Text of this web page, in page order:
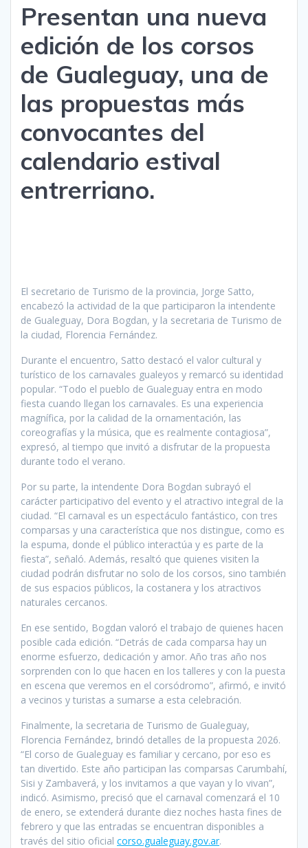
Presentan una nueva
edición de los corsos
de Gualeguay, una de
las propuestas más
convocantes del
calendario estival
entrerriano.
El secretario de Turismo de la provincia, Jorge Satto,
encabezó la actividad de la que participaron la intendente
de Gualeguay, Dora Bogdan, y la secretaria de Turismo de
la ciudad, Florencia Fernández.
Durante el encuentro, Satto destacó el valor cultural y
turístico de los carnavales gualeyos y remarcó su identidad
popular. “Todo el pueblo de Gualeguay entra en modo
fiesta cuando llegan los carnavales. Es una experiencia
magnífica, por la calidad de la ornamentación, las
coreografías y la música, que es realmente contagiosa”,
expresó, al tiempo que invitó a disfrutar de la propuesta
durante todo el verano.
Por su parte, la intendente Dora Bogdan subrayó el
carácter participativo del evento y el atractivo integral de la
ciudad. “El carnaval es un espectáculo fantástico, con tres
comparsas y una característica que nos distingue, como es
la espuma, donde el público interactúa y es parte de la
fiesta”, señaló. Además, resaltó que quienes visiten la
ciudad podrán disfrutar no solo de los corsos, sino también
de sus espacios públicos, la costanera y los atractivos
naturales cercanos.
En ese sentido, Bogdan valoró el trabajo de quienes hacen
posible cada edición. “Detrás de cada comparsa hay un
enorme esfuerzo, dedicación y amor. Año tras año nos
sorprenden con lo que hacen en los talleres y con la puesta
en escena que veremos en el corsódromo”, afirmó, e invitó
a vecinos y turistas a sumarse a esta celebración.
Finalmente, la secretaria de Turismo de Gualeguay,
Florencia Fernández, brindó detalles de la propuesta 2026.
“El corso de Gualeguay es familiar y cercano, por eso es
tan divertido. Este año participan las comparsas Carumbahí,
Sisi y Zambaverá, y los invitamos a que vayan y lo vivan”,
indicó. Asimismo, precisó que el carnaval comenzará el 10
de enero, se extenderá durante diez noches hasta fines de
febrero y que las entradas se encuentran disponibles a
través del sitio oficial corso.gualeguay.gov.ar.